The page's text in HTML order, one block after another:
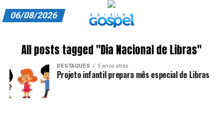
ASSINE
06/08/2026
All posts tagged "Dia Nacional de Libras"
DESTAQUES 5 anos atrás
Projeto infantil prepara mês especial de Libras